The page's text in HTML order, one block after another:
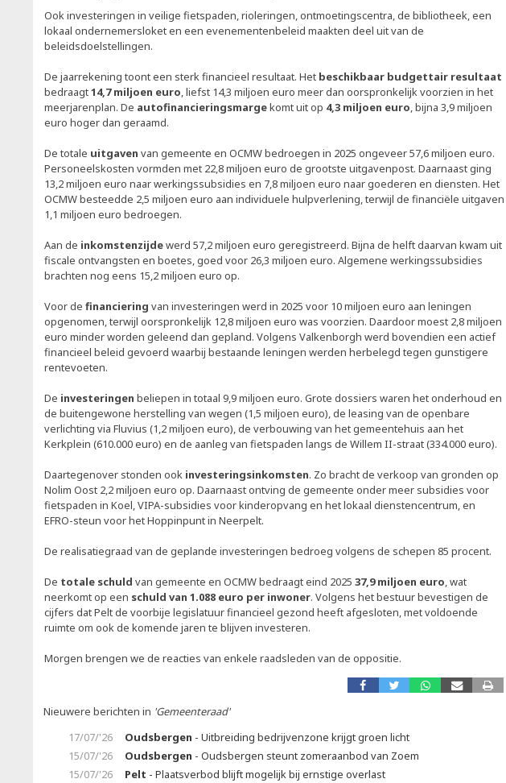
Ook investeringen in veilige fietspaden, rioleringen, ontmoetingscentra, de bibliotheek, een
lokaal ondernemersloket en een evenementenbeleid maakten deel uit van de
beleidsdoelstellingen.
De jaarrekening toont een sterk financieel resultaat. Het beschikbaar budgettair resultaat
bedraagt14,7 miljoen euro, liefst 14,3 miljoen euro meer dan oorspronkelijk voorzien in het
meerjarenplan. De autofinancieringsmargekomt uit op 4,3 miljoen euro, bijna 3,9 miljoen
euro hoger dan geraamd.
De totale uitgaven van gemeente en OCMW bedroegen in 2025 ongeveer 57,6 miljoen euro.
Personeelskosten vormden met 22,8 miljoen euro de grootste uitgavenpost. Daarnaast ging
13,2 miljoen euro naar werkingssubsidies en 7,8 miljoen euro naar goederen en diensten. Het
OCMW besteedde 2,5 miljoen euro aan individuele hulpverlening, terwijl de financiële uitgaven
1,1 miljoen euro bedroegen.
Aan de inkomstenzijdewerd 57,2 miljoen euro geregistreerd. Bijna de helft daarvan kwam uit
fiscale ontvangsten en boetes, goed voor 26,3 miljoen euro. Algemene werkingssubsidies
brachten nog eens 15,2 miljoen euro op.
Voor de financiering van investeringen werd in 2025 voor 10 miljoen euro aan leningen
opgenomen, terwijl oorspronkelijk 12,8 miljoen euro was voorzien. Daardoor moest 2,8 miljoen
euro minder worden geleend dan gepland. Volgens Valkenborgh werd bovendien een actief
financieel beleid gevoerd waarbij bestaande leningen werden herbelegd tegen gunstigere
rentevoeten.
De investeringen beliepen in totaal 9,9 miljoen euro. Grote dossiers waren het onderhoud en
de buitengewone herstelling van wegen (1,5 miljoen euro), de leasing van de openbare
verlichting via Fluvius (1,2 miljoen euro), de verbouwing van het gemeentehuis aan het
Kerkplein (610.000 euro) en de aanleg van fietspaden langs de Willem II-straat (334.000 euro).
Daartegenover stonden ook investeringsinkomsten. Zo bracht de verkoop van gronden op
Nolim Oost 2,2 miljoen euro op. Daarnaast ontving de gemeente onder meer subsidies voor
fietspaden in Koel, VIPA-subsidies voor kinderopvang en het lokaal dienstencentrum, en
EFRO-steun voor het Hoppinpunt in Neerpelt.
De realisatiegraad van de geplande investeringen bedroeg volgens de schepen 85 procent.
De totale schuld van gemeente en OCMW bedraagt eind 2025 37,9 miljoen euro, wat
neerkomt op een schuld van 1.088 euro per inwoner. Volgens het bestuur bevestigen de
cijfers dat Pelt de voorbije legislatuur financieel gezond heeft afgesloten, met voldoende
ruimte om ook de komende jaren te blijven investeren.
Morgen brengen we de reacties van enkele raadsleden van de oppositie.
Nieuwere berichten in 'Gemeenteraad'
17/07/'26
Oudsbergen - Uitbreiding bedrijvenzone krijgt groen licht
15/07/'26
Oudsbergen - Oudsbergen steunt zomeraanbod van Zoem
15/07/'26
Pelt - Plaatsverbod blijft mogelijk bij ernstige overlast